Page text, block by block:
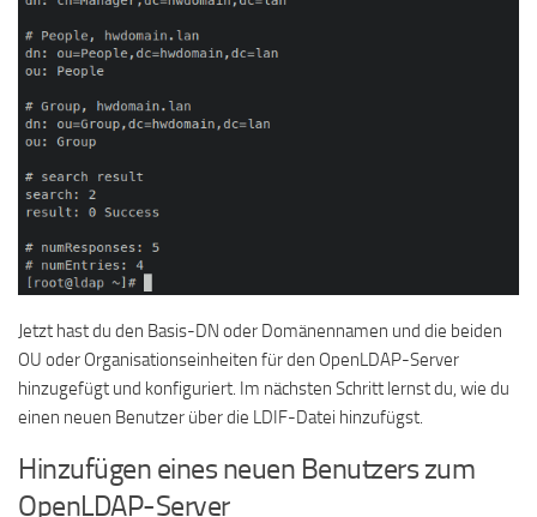
Jetzt hast du den Basis-DN oder Domänennamen und die beiden
OU oder Organisationseinheiten für den OpenLDAP-Server
hinzugefügt und konfiguriert. Im nächsten Schritt lernst du, wie du
einen neuen Benutzer über die LDIF-Datei hinzufügst.
Hinzufügen eines neuen Benutzers zum
OpenLDAP-Server